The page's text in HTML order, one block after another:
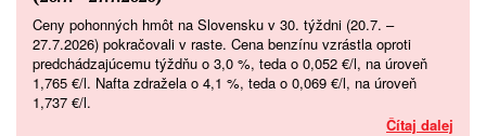
Ceny pohonných hmôt na Slovensku v 30. týždni (20.7. –
27.7.2026) pokračovali v raste. Cena benzínu vzrástla oproti
predchádzajúcemu týždňu o 3,0 %, teda o 0,052 €/l, na úroveň
1,765 €/l. Nafta zdražela o 4,1 %, teda o 0,069 €/l, na úroveň
1,737 €/l.
Čítaj dalej